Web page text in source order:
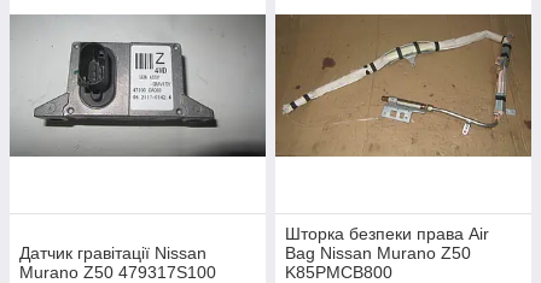
Датчик гравітації Nissan
Murano Z50 479317S100
Шторка безпеки права Air
Bag Nissan Murano Z50
K85PMCB800